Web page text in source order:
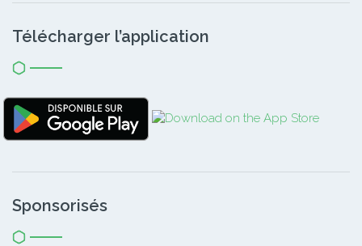
Télécharger l’application
Sponsorisés